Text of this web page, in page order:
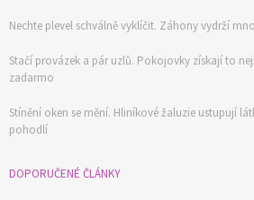
Nechte plevel schválně vyklíčit. Záhony vydrží
Stačí provázek a pár uzlů. Pokojovky získají to
zadarmo
Stínění oken se mění. Hliníkové žaluzie ustupují
pohodlí
DOPORUČENÉ ČLÁNKY